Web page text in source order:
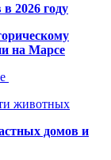
2026 году
на Марсе
животных
домов и